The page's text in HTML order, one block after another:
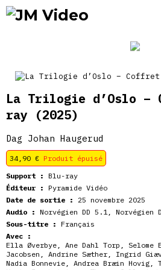
La Trilogie d’Oslo –
ray (2025)
Dag Johan Haugerud
34,90 € Produit épuisé
Support : Blu-ray
Éditeur : Pyramide Vidéo
Date de sortie :
25 novembre 2025
Audio : Norvégien DD 5.1, Norvégien
Sous-titre : Français
Avec :
Ella Øverbye, Ane Dahl Torp, Selome
Jacobsen, Andrine Sæther, Ingrid
Nadia Bonnevie, Andrea Bræin Hovig,